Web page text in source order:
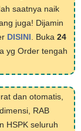
saatnya naik
juga! Dijamin
DISINI . Buka 24
yg Order tengah
dan otomatis,
RAB
HSPK seluruh